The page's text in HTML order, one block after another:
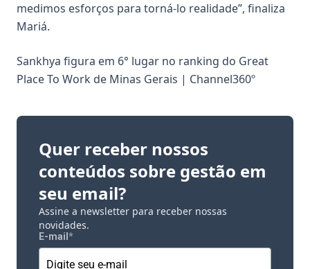
medimos esforços para torná-lo realidade”, finaliza
Mariá.
Sankhya figura em 6° lugar no ranking do Great
Place To Work de Minas Gerais | Channel360º
Quer receber nossos
conteúdos sobre gestão em
seu email?
Assine a newsletter para receber nossas
novidades.
E-mail *